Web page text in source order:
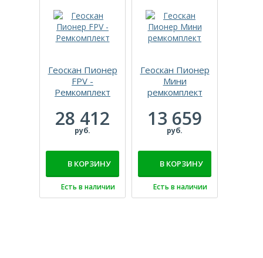
Геоскан Пионер
FPV -
Ремкомплект
28 412
руб.
В КОРЗИНУ
Есть в наличии
Геоскан Пионер
Мини
ремкомплект
13 659
руб.
В КОРЗИНУ
Есть в наличии